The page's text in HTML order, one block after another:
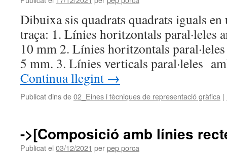
Dibuixa sis quadrats quadrats iguals
traça: 1. Línies horitzontals paral·leles
10 mm 2. Línies horitzontals
5 mm. 3. Línies verticals paral·leles
Continua llegint →
Publicat dins de02_Eines i tècniques de representació gràfica |
->[Composició amb línies
Publicat el 03/12/2021 perpep porca